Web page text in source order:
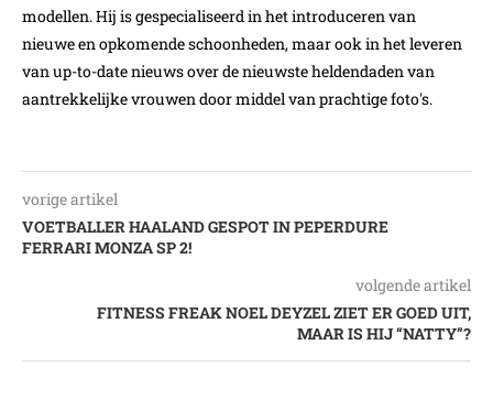
modellen. Hij is gespecialiseerd in het introduceren van
nieuwe en opkomende schoonheden, maar ook in het leveren
van up-to-date nieuws over de nieuwste heldendaden van
aantrekkelijke vrouwen door middel van prachtige foto's.
vorige artikel
VOETBALLER HAALAND GESPOT IN PEPERDURE
FERRARI MONZA SP 2!
volgende artikel
FITNESS FREAK NOEL DEYZEL ZIET ER GOED UIT,
MAAR IS HIJ “NATTY”?